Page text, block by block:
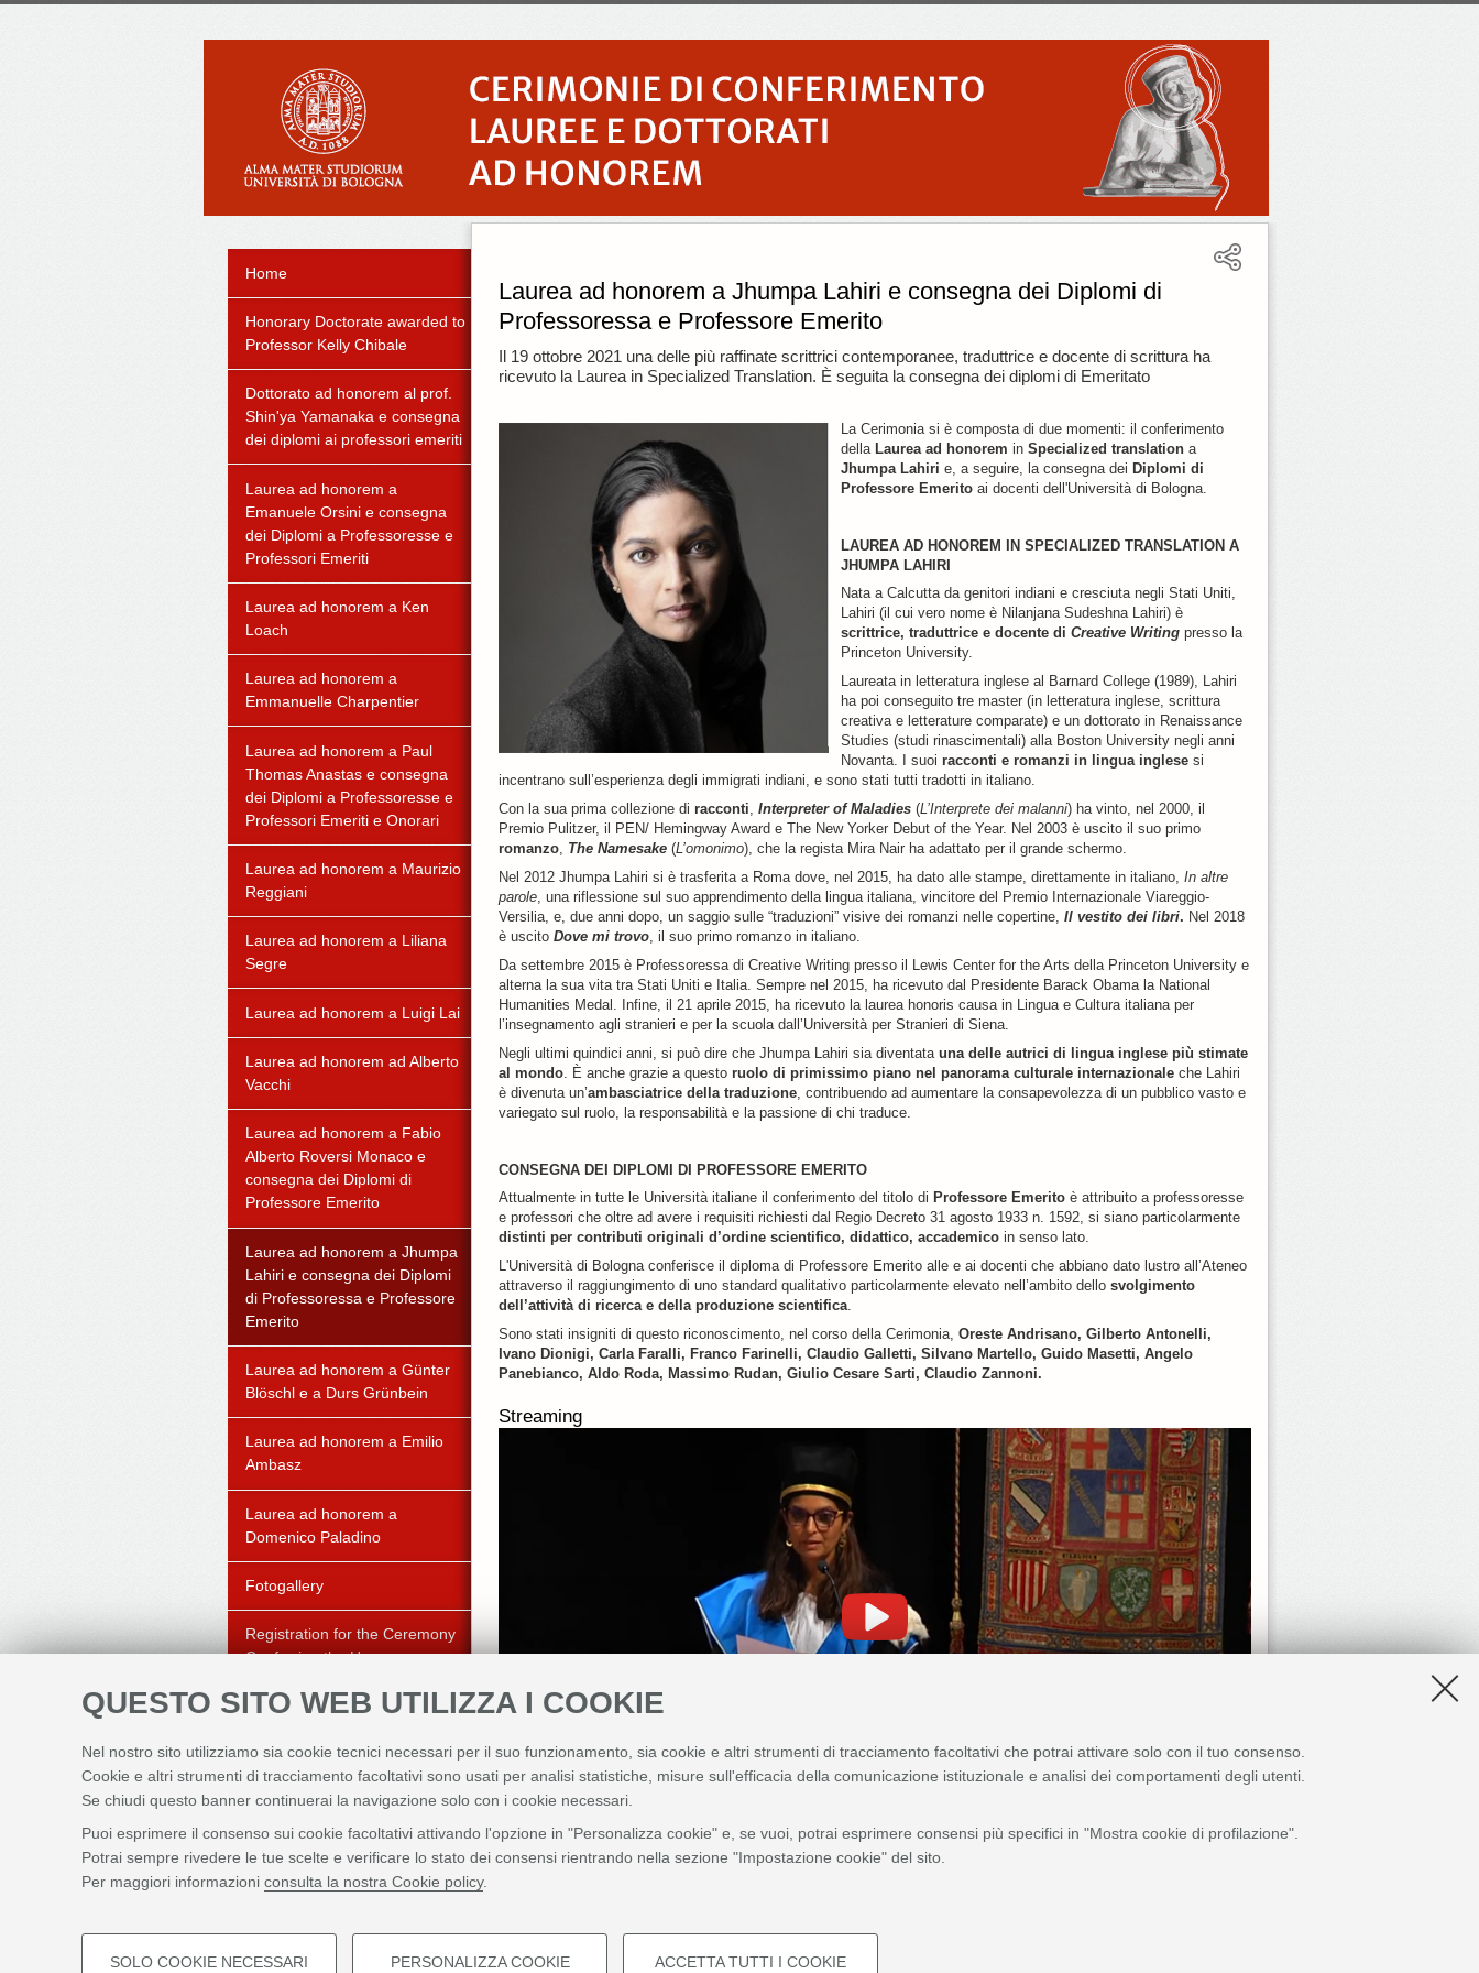
QUESTO SITO WEB UTILIZZA I COOKIE
Nel nostro sito utilizziamo sia cookie tecnici necessari per il suo funzionamento, sia cookie e altri strumenti di tracciamento facoltativi che potrai attivare solo con il tuo consenso.
Cookie e altri strumenti di tracciamento facoltativi sono usati per analisi statistiche, misure sull'efficacia della comunicazione istituzionale e analisi dei comportamenti degli utenti.
Se chiudi questo banner continuerai la navigazione solo con i cookie necessari.
Puoi esprimere il consenso sui cookie facoltativi attivando l'opzione in "Personalizza cookie" e, se vuoi, potrai esprimere consensi più specifici in "Mostra cookie di profilazione".
Potrai sempre rivedere le tue scelte e verificare lo stato dei consensi rientrando nella sezione "Impostazione cookie" del sito.
Per maggiori informazioni consulta la nostra Cookie policy.
SOLO COOKIE NECESSARI PERSONALIZZA COOKIE ACCETTA TUTTI I COOKIE
Home
Honorary Doctorate awarded to
Professor Kelly Chibale
Dottorato ad honorem al prof.
Shin'ya Yamanaka e consegna
dei diplomi ai professori emeriti
Laurea ad honorem a
Emanuele Orsini e consegna
dei Diplomi a Professoresse e
Professori Emeriti
Laurea ad honorem a Ken
Loach
Laurea ad honorem a
Emmanuelle Charpentier
Laurea ad honorem a Paul
Thomas Anastas e consegna
dei Diplomi a Professoresse e
Professori Emeriti e Onorari
Laurea ad honorem a Maurizio
Reggiani
Laurea ad honorem a Liliana
Segre
Laurea ad honorem a Luigi Lai
Laurea ad honorem ad Alberto
Vacchi
Laurea ad honorem a Fabio
Alberto Roversi Monaco e
consegna dei Diplomi di
Professore Emerito
Laurea ad honorem a Jhumpa
Lahiri e consegna dei Diplomi
di Professoressa e Professore
Emerito
Laurea ad honorem a Günter
Blöschl e a Durs Grünbein
Laurea ad honorem a Emilio
Ambasz
Laurea ad honorem a
Domenico Paladino
Fotogallery
Registration for the Ceremony
Conferring the Honorary
Chibale – 23 September 2026
Laurea ad honorem a Jhumpa Lahiri e consegna dei Diplomi di
Professoressa e Professore Emerito
Il 19 ottobre 2021 una delle più raffinate scrittrici contemporanee, traduttrice e docente di scrittura ha
ricevuto la Laurea in Specialized Translation. È seguita la consegna dei diplomi di Emeritato
La Cerimonia si è composta di due momenti: il conferimento
della Laurea ad honorem inSpecialized translation a
Jhumpa Lahiri e, a seguire, la consegna dei Diplomi di
Professore Emeritoai docenti dell'Università di Bologna.
LAUREA AD HONOREM IN SPECIALIZED TRANSLATION A
JHUMPA LAHIRI
Nata a Calcutta da genitori indiani e cresciuta negli Stati Uniti,
Lahiri (il cui vero nome è Nilanjana Sudeshna Lahiri) è
scrittrice, traduttrice e docente di Creative Writingpresso la
Princeton University.
Laureata in letteratura inglese al Barnard College (1989), Lahiri
ha poi conseguito tre master (in letteratura inglese, scrittura
creativa e letterature comparate) e un dottorato in Renaissance
Studies (studi rinascimentali) alla Boston University negli anni
Novanta. I suoi racconti e romanzi in lingua inglesesi
incentrano sull’esperienza degli immigrati indiani, e sono stati tutti tradotti in italiano.
Con la sua prima collezione di racconti, Interpreter of Maladies (L’Interprete dei malanni) ha vinto, nel 2000, il
Premio Pulitzer, il PEN/ Hemingway Award e The New Yorker Debut of the Year. Nel 2003 è uscito il suo primo
romanzo, The Namesake (L’omonimo), che la regista Mira Nair ha adattato per il grande schermo.
Nel 2012 Jhumpa Lahiri si è trasferita a Roma dove, nel 2015, ha dato alle stampe, direttamente in italiano, In altre
parole, una riflessione sul suo apprendimento della lingua italiana, vincitore del Premio Internazionale Viareggio-
Versilia, e, due anni dopo, un saggio sulle “traduzioni” visive dei romanzi nelle copertine, Il vestito dei libri. Nel 2018
è uscito Dove mi trovo, il suo primo romanzo in italiano.
Da settembre 2015 è Professoressa di Creative Writing presso il Lewis Center for the Arts della Princeton University e
alterna la sua vita tra Stati Uniti e Italia. Sempre nel 2015, ha ricevuto dal Presidente Barack Obama la National
Humanities Medal. Infine, il 21 aprile 2015, ha ricevuto la laurea honoris causa in Lingua e Cultura italiana per
l’insegnamento agli stranieri e per la scuola dall’Università per Stranieri di Siena.
Negli ultimi quindici anni, si può dire che Jhumpa Lahiri sia diventata una delle autrici di lingua inglese più stimate
al mondo . È anche grazie a questo ruolo di primissimo piano nel panorama culturale internazionale che Lahiri
è divenuta un’ambasciatrice della traduzione , contribuendo ad aumentare la consapevolezza di un pubblico vasto e
variegato sul ruolo, la responsabilità e la passione di chi traduce.
CONSEGNA DEI DIPLOMI DI PROFESSORE EMERITO
Attualmente in tutte le Università italiane il conferimento del titolo di Professore Emerito è attribuito a professoresse
e professori che oltre ad avere i requisiti richiesti dal Regio Decreto 31 agosto 1933 n. 1592, si siano particolarmente
distinti per contributi originali d’ordine scientifico, didattico, accademico in senso lato.
L'Università di Bologna conferisce il diploma di Professore Emerito alle e ai docenti che abbiano dato lustro all’Ateneo
attraverso il raggiungimento di uno standard qualitativo particolarmente elevato nell’ambito dello svolgimento
dell’attività di ricerca e della produzione scientifica.
Sono stati insigniti di questo riconoscimento, nel corso della Cerimonia, Oreste Andrisano, Gilberto Antonelli,
Ivano Dionigi, Carla Faralli, Franco Farinelli, Claudio Galletti, Silvano Martello, Guido Masetti, Angelo
Panebianco, Aldo Roda, Massimo Rudan, Giulio Cesare Sarti, Claudio Zannoni.
Streaming
Guarda su YouTube
Rassegna stampa
© Copyright2026 - ALMA MATER STUDIORUM - Università di Bologna - Via Zamboni, 33 - 40126 Bologna - PI: 01131710376 - CF: